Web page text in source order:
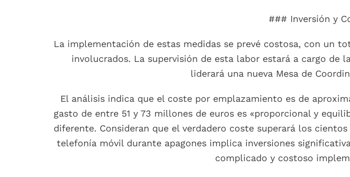
### Inversión y
La implementación de estas medidas se prevé costosa, con un
involucrados. La supervisión de esta labor estará a cargo de
liderará una nueva Mesa de
El análisis indica que el coste por emplazamiento es de
gasto de entre 51 y 73 millones de euros es «proporcional y
diferente. Consideran que el verdadero coste superará los
telefonía móvil durante apagones implica inversiones
complicado y costoso